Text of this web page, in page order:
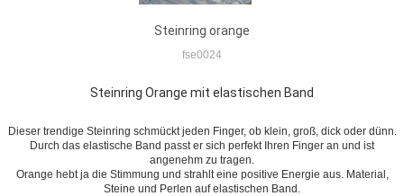
Steinring orange
fse0024
Steinring Orange mit elastischen Band
Dieser trendige Steinring schmückt jeden Finger, ob klein, groß, dick oder dünn.
Durch das elastische Band passt er sich perfekt Ihren Finger an und ist
angenehm zu tragen.
Orange hebt ja die Stimmung und strahlt eine positive Energie aus. Material,
Steine und Perlen auf elastischen Band.